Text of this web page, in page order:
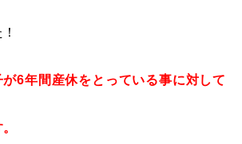
が6年間産休をとっている事に対して